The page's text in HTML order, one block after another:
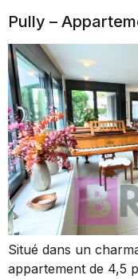
Pully –
Situé dans un
appartement de 4,5